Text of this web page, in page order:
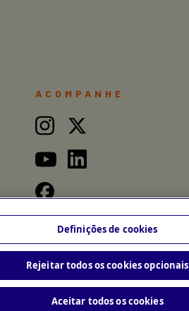
ACOMPANHE
Definições de cookies
Rejeitar todos os cookies opcionais
Aceitar todos os cookies